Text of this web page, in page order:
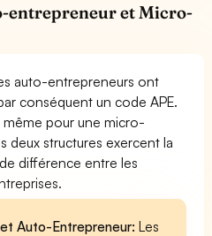
entrepreneur et Micro-
auto-entrepreneurs ont
conséquent un code APE.
pour une micro-
deux structures exercent la
différence entre les
Auto-Entrepreneur: Les